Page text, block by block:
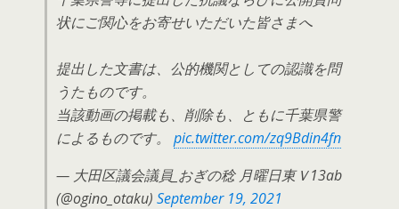
状にご関心をお寄せいただいた皆さまへ
提出した文書は、公的機関としての認識を問
うたものです。
当該動画の掲載も、削除も、ともに千葉県警
によるものです。 pic.twitter.com/zq9Bdin4fn
— 大田区議会議員_おぎの稔 月曜日東Ｖ13ab
(@ogino_otaku) September 19, 2021